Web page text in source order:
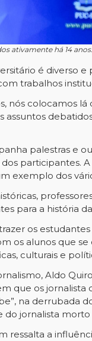
ativamente há 14
é diverso e
trabalhos
nós colocamos
assuntos
palestras e
participantes.
exemplo dos
para a história
os
os alunos que
culturais e
Aldo
que os
na derrubada
jornalista morto
ressalta a